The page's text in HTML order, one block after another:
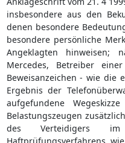
insbesondere aus den
denen besondere
besondere persönliche
Angeklagten hinweisen;
Mercedes, Betreiber
Beweisanzeichen - wie die
Ergebnis der
aufgefundene
Belastungszeugen
des Verteidigers
Haftprüfungsverfahrens